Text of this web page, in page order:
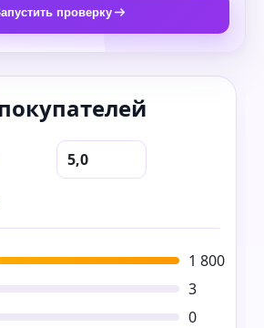
проверку
5,0
1 800
3
0